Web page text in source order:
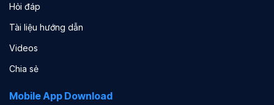
Hỏi đáp
Tài liệu hướng dẫn
Videos
Chia sẻ
Mobile App Download